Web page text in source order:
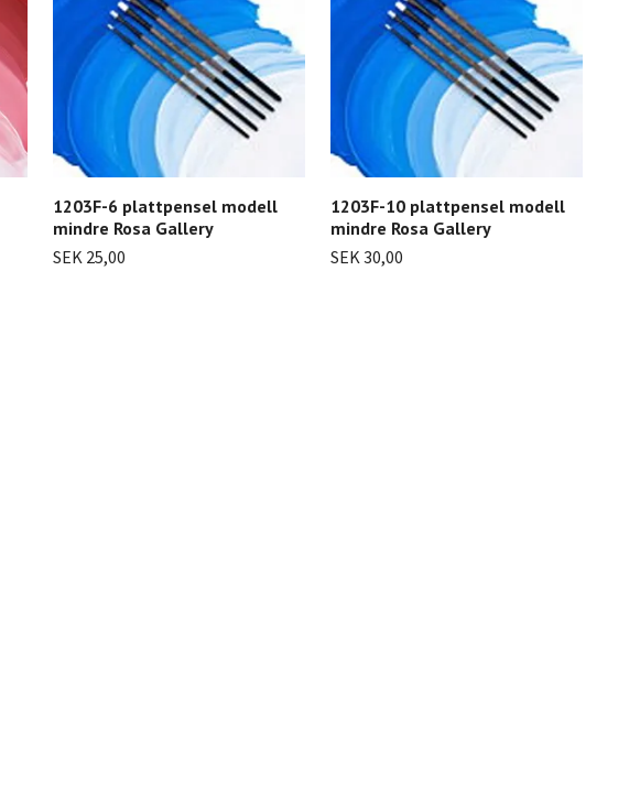
1203F-6 plattpensel modell
mindre Rosa Gallery
SEK 25,00
1203F-10 plattpensel modell
mindre Rosa Gallery
SEK 30,00